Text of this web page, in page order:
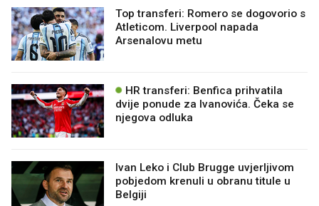
Top transferi: Romero se dogovorio s
Atleticom. Liverpool napada
Arsenalovu metu
HR transferi: Benfica prihvatila
dvije ponude za Ivanovića. Čeka se
njegova odluka
Ivan Leko i Club Brugge uvjerljivom
pobjedom krenuli u obranu titule u
Belgiji